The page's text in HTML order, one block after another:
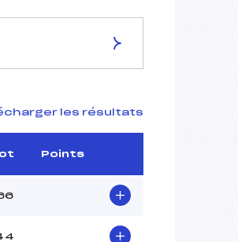
STADE VORMAINE
1594
4481/03/24
les résultats
Points